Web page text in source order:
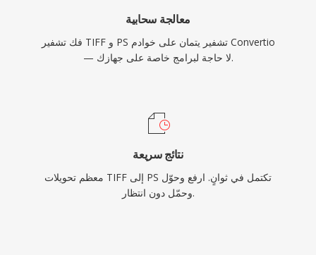
معالجة سحابية
فك تشفير TIFF و PS تشفير يتمان على خوادم Convertio
— لا حاجة لبرامج خاصة على جهازك.
نتائج سريعة
معظم تحويلات TIFF إلى PS تكتمل في ثوانٍ. ارفع وحوّل
وحمّل دون انتظار.